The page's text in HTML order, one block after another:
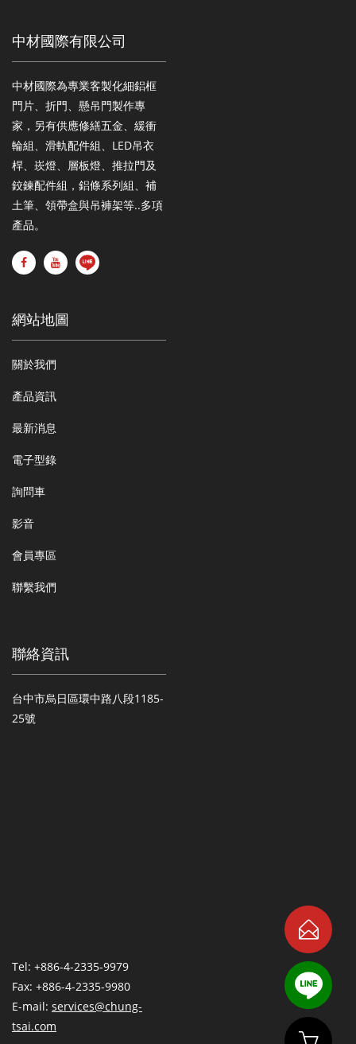
中材國際有限公司
中材國際為專業客製化細鋁框
門片、折門、懸吊門製作專
家，另有供應修繕五金、緩衝
輪組、滑軌配件組、LED吊衣
桿、崁燈、層板燈、推拉門及
鉸鍊配件組，鋁條系列組、補
土筆、領帶盒與吊褲架等..多項
產品。
網站地圖
關於我們
產品資訊
最新消息
電子型錄
詢問車
影音
會員專區
聯繫我們
聯絡資訊
台中市烏日區環中路八段1185-
25號
Tel: +886-4-2335-9979
Fax: +886-4-2335-9980
E-mail: services@chung-
tsai.com